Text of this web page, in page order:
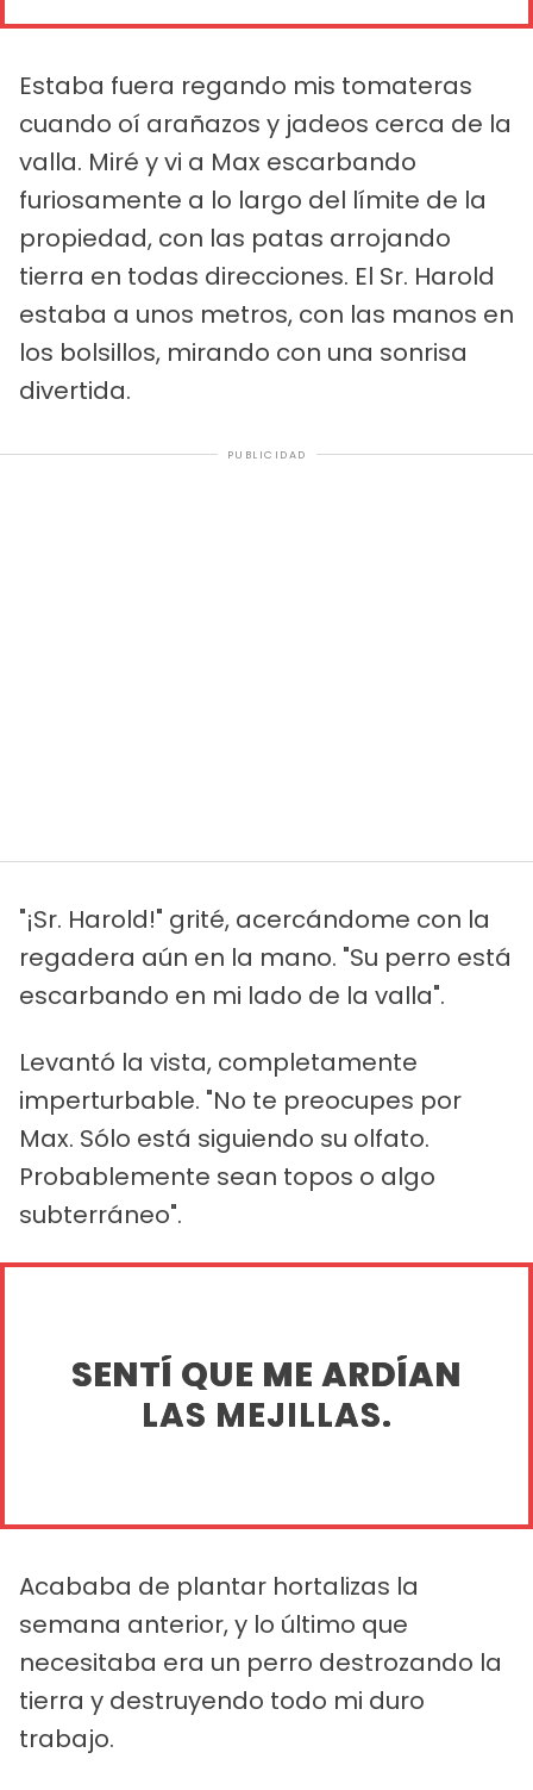
Estaba fuera regando mis tomateras
cuando oí arañazos y jadeos cerca de la
valla. Miré y vi a Max escarbando
furiosamente a lo largo del límite de la
propiedad, con las patas arrojando
tierra en todas direcciones. El Sr. Harold
estaba a unos metros, con las manos en
los bolsillos, mirando con una sonrisa
divertida.
PUBLICIDAD
"¡Sr. Harold!" grité, acercándome con la
regadera aún en la mano. "Su perro está
escarbando en mi lado de la valla".
Levantó la vista, completamente
imperturbable. "No te preocupes por
Max. Sólo está siguiendo su olfato.
Probablemente sean topos o algo
subterráneo".
SENTÍ QUE ME ARDÍAN
LAS MEJILLAS.
Acababa de plantar hortalizas la
semana anterior, y lo último que
necesitaba era un perro destrozando la
tierra y destruyendo todo mi duro
trabajo.